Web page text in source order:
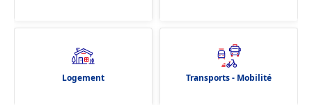
Logement Transports - Mobilité